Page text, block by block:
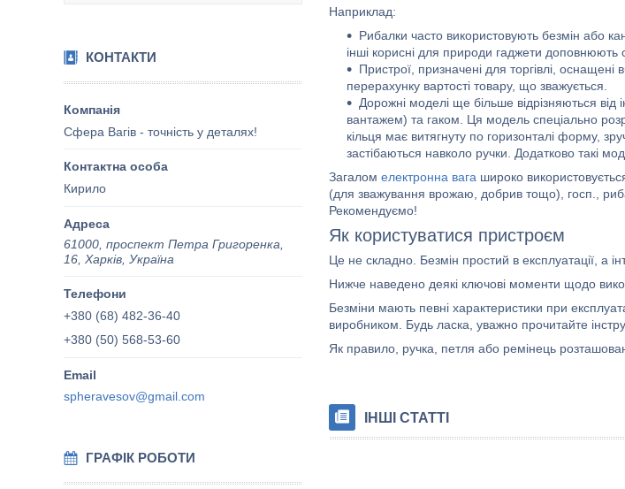
КОНТАКТИ
Сфера Вагів - точність у деталях!
Кирило
61000, проспект Петра Григоренка,
16, Харків, Україна
+380 (68) 482-36-40
+380 (50) 568-53-60
spheravesov@gmail.com
ГРАФІК РОБОТИ
Наприклад:
Рибалки часто використовують безмін або
інші корисні для природи гаджети доповнюють
Пристрої, призначені для торгівлі,
перерахунку вартості товару, що зважується.
Дорожні моделі ще більше відрізняються
вантажем) та гаком. Ця модель спеціально
кільця має витягнуту по горизонталі форму,
застібаються навколо ручки. Додатково такі
Загалом електронна вага широко
(для зважування врожаю, добрив тощо), госп.,
Рекомендуємо!
Як користуватися пристроєм
Це не складно. Безмін простий в експлуатації, а
Нижче наведено деякі ключові моменти щодо
Безміни мають певні характеристики при
виробником. Будь ласка, уважно прочитайте
Як правило, ручка, петля або ремінець
ІНШІ СТАТТІ